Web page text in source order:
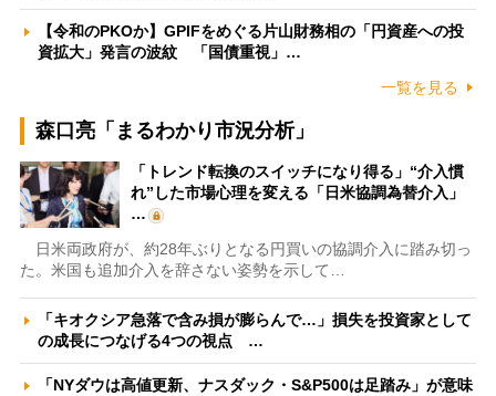
【令和のPKOか】GPIFをめぐる片山財務相の「円資産への投
資拡大」発言の波紋 「国債重視」…
一覧を見る
森口亮「まるわかり市況分析」
「トレンド転換のスイッチになり得る」“介入慣
れ”した市場心理を変える「日米協調為替介入」
…
日米両政府が、約28年ぶりとなる円買いの協調介入に踏み切っ
た。米国も追加介入を辞さない姿勢を示して…
「キオクシア急落で含み損が膨らんで…」損失を投資家として
の成長につなげる4つの視点 …
「NYダウは高値更新、ナスダック・S&P500は足踏み」が意味